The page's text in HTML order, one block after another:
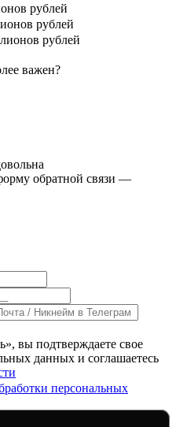
рублей
рублей
рублей
важен?
обратной связи —
вы подтверждаете свое
данных и соглашаетесь
персональных